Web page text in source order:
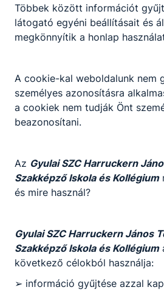
Többek között információt
látogató egyéni beállításait és
megkönnyítik a honlap
A cookie-kal weboldalunk nem
személyes azonosításra
a cookiek nem tudják Önt
beazonosítani.
Az Gyulai SZC Harruckern
Szakképző Iskola és Kollégium
és mire használ?
Gyulai SZC Harruckern János
Szakképző Iskola és Kollégium
következő célokból használja:
➢ információ gyűjtése azzal